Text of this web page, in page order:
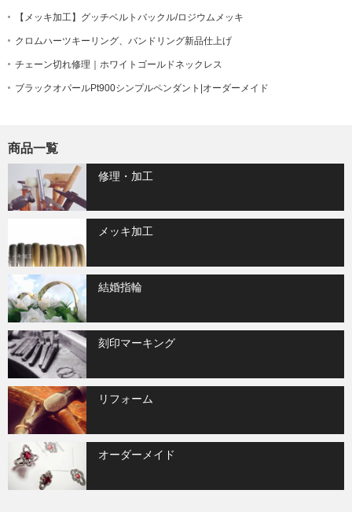
【メッキ加工】グッチベルトバックル/ロジウムメッキ
クロムハーツキーリング、バンドリング新品仕上げ
チェーン切れ修理｜ホワイトゴールドネックレス
ブラックオパールPt900シンプルペンダント|オーダーメイド
商品一覧
修理・加工
メッキ加工
結婚指輪
刻印マーキング
リフォーム
オーダーメイド